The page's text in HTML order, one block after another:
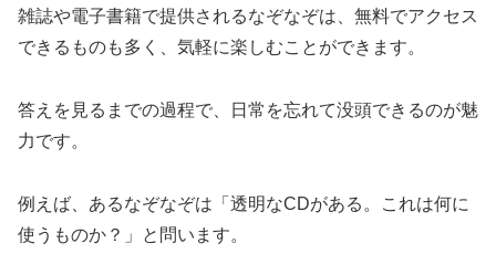
雑誌や電子書籍で提供されるなぞなぞは、無料でアクセス
できるものも多く、気軽に楽しむことができます。
答えを見るまでの過程で、日常を忘れて没頭できるのが魅
力です。
例えば、あるなぞなぞは「透明なCDがある。これは何に
使うものか？」と問います。